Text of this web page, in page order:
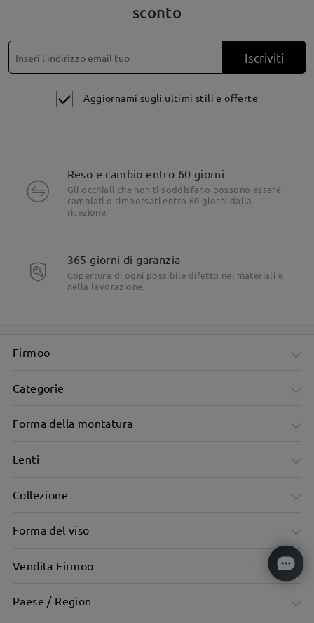
La finitura tartarugata scura emana un'eleganza classica
sconto
Iscriviti
Aggiornami sugli ultimi stili e offerte
Reso e cambio entro 60 giorni
Gli occhiali che non ti soddisfano possono essere
cambiati o rimborsati entro 60 giorni dalla
ricezione.
365 giorni di garanzia
Copertura di ogni possibile difetto nei materiali e
nella lavorazione.
Firmoo
Categorie
Forma della montatura
Lenti
Collezione
Forma del viso
Vendita Firmoo
Paese / Region